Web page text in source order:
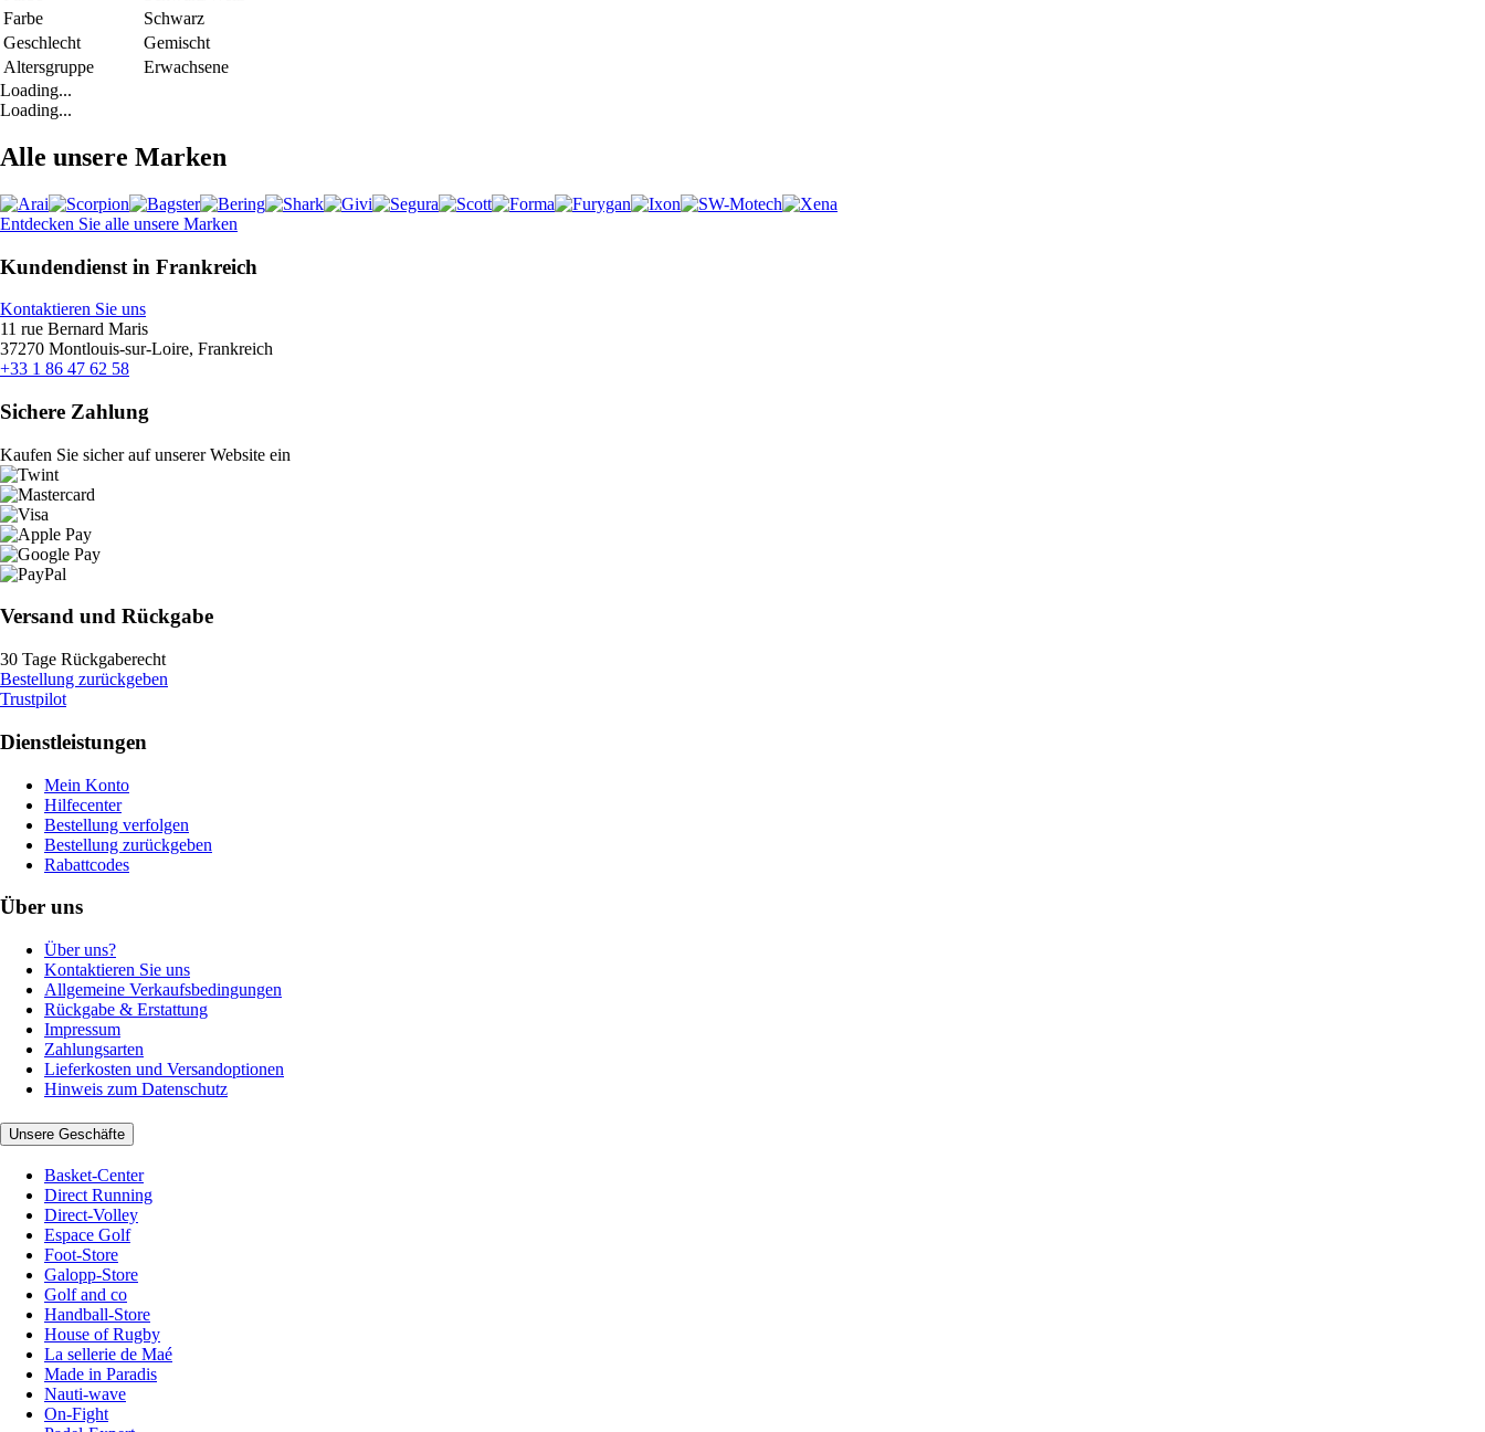
Farbe
Schwarz
Geschlecht
Gemischt
Altersgruppe
Erwachsene
Loading...
Loading...
Alle unsere Marken
Entdecken Sie alle unsere Marken
Kundendienst in Frankreich
Kontaktieren Sie uns
11 rue Bernard Maris
37270 Montlouis-sur-Loire, Frankreich
+33 1 86 47 62 58
Sichere Zahlung
Kaufen Sie sicher auf unserer Website ein
Versand und Rückgabe
30 Tage Rückgaberecht
Bestellung zurückgeben
Trustpilot
Dienstleistungen
Mein Konto
Hilfecenter
Bestellung verfolgen
Bestellung zurückgeben
Rabattcodes
Über uns
Über uns?
Kontaktieren Sie uns
Allgemeine Verkaufsbedingungen
Rückgabe & Erstattung
Impressum
Zahlungsarten
Lieferkosten und Versandoptionen
Hinweis zum Datenschutz
Unsere Geschäfte
Basket-Center
Direct Running
Direct-Volley
Espace Golf
Foot-Store
Galopp-Store
Golf and co
Handball-Store
House of Rugby
La sellerie de Maé
Made in Paradis
Nauti-wave
On-Fight